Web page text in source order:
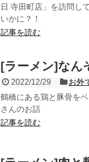
日 寺田町店」を訪問し
いかに？！
記事を読む
[ラーメン]なん
2022/12/29 お外
鶴橋にある鶏と豚骨を
さんのお話
記事を読む